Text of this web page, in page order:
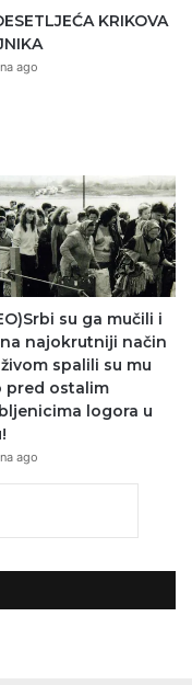
KRIKOVA
ago
su ga mučili i
najokrutniji način
spalili su mu
pred ostalim
logora u
ago